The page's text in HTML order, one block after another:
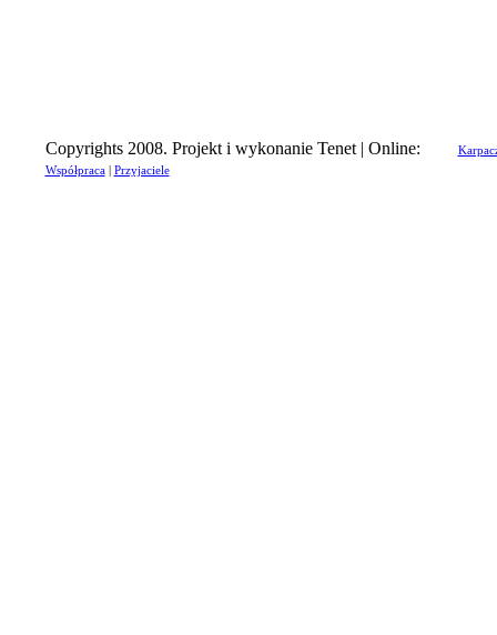
Copyrights 2008. Projekt i wykonanie Tenet | Online:
Współpraca| Przyjaciele